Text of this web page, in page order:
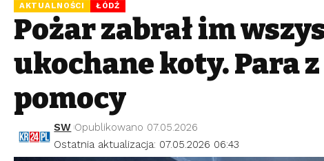
AKTUALNOŚCI ŁÓDŹ
Pożar zabrał im
ukochane koty. Para
pomocy
Ostatnia aktualizacja: 07.05.2026 06:43
SW Opublikowano 07.05.2026